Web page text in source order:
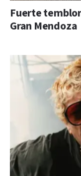
Fuerte
Gran Mendoza